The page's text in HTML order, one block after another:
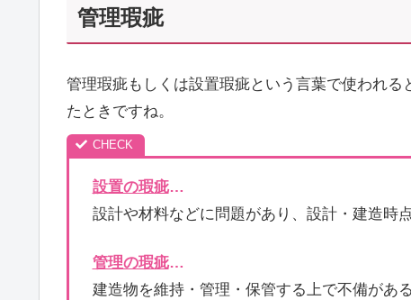
管理瑕疵
管理瑕疵もしくは設置瑕疵という言葉で使われ
たときですね。
設置の瑕疵…
設計や材料などに問題があり、設計・建造時
管理の瑕疵…
建造物を維持・管理・保管する上で不備があ